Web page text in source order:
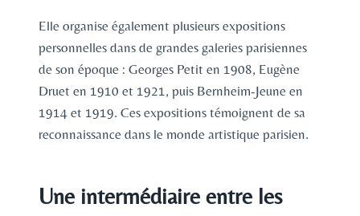
Elle organise également plusieurs expositions
personnelles dans de grandes galeries parisiennes
de son époque : Georges Petit en 1908, Eugène
Druet en 1910 et 1921, puis Bernheim-Jeune en
1914 et 1919. Ces expositions témoignent de sa
reconnaissance dans le monde artistique parisien.
Une intermédiaire entre les